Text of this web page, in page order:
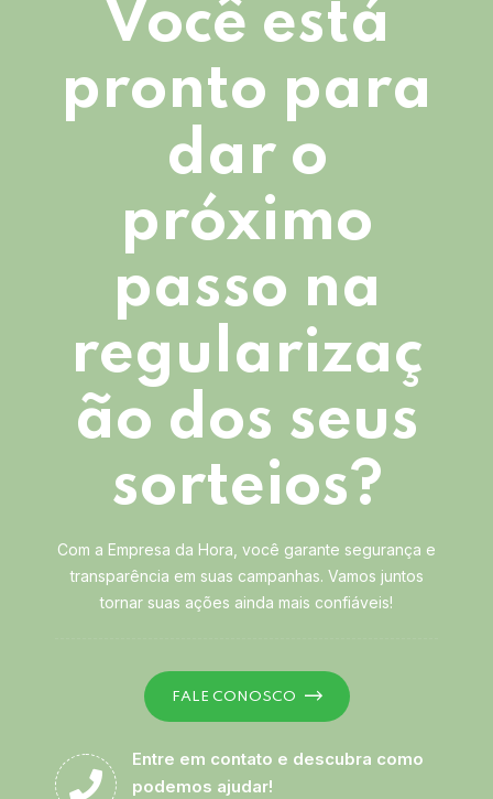
Você está
pronto para
dar o
próximo
passo na
regularizaç
ão dos seus
sorteios?
Com a Empresa da Hora, você garante segurança e
transparência em suas campanhas. Vamos juntos
tornar suas ações ainda mais confiáveis!
FALE CONOSCO
Entre em contato e descubra como
podemos ajudar!